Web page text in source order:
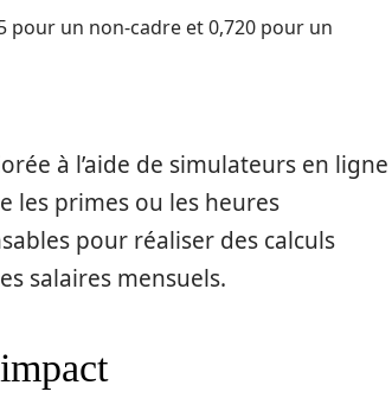
pour un non-cadre et 0,720 pour un
à l’aide de simulateurs en ligne
les primes ou les heures
pour réaliser des calculs
salaires mensuels.